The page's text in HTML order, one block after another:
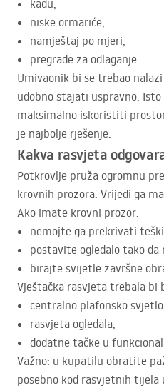
kadu,
niske ormariće,
namještaj po mjeri,
pregrade za odlaganje.
Umivaonik bi se trebao
udobno stajati uspravno.
maksimalno iskoristiti
je najbolje rješenje.
Kakva rasvjeta
Potkrovlje pruža ogromnu
krovnih prozora. Vrijedi ga
Ako imate krovni prozor:
nemojte ga prekrivati
postavite ogledalo tako
birajte svijetle završne
Vještačka rasvjeta trebala bi
centralno plafonsko
rasvjeta ogledala,
dodatne tačke u
Važno: u kupatilu obratite
posebno kod rasvjetnih